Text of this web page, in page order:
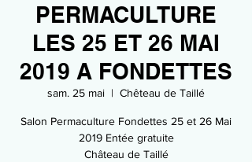
PERMACULTURE
LES 25 ET 26 MAI
2019 A FONDETTES
sam. 25 mai
  |
Chêteau de Taillé
Salon Permaculture Fondettes 25 et 26 Mai
2019 Entée gratuite
Château de Taillé